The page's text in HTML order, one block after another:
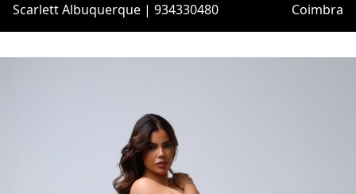
Scarlett Albuquerque | 934330480 Coimbra